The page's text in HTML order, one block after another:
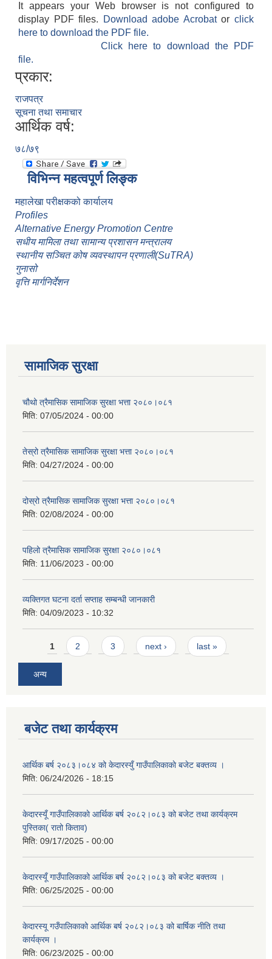
It appears your Web browser is not configured to
display PDF files.
Download adobe Acrobatorclick
here to download the PDF file.
Click here to download the PDF
file.
प्रकार:
राजपत्र
सूचना तथा समाचार
आर्थिक वर्ष:
७८/७९
विभिन्न महत्वपूर्ण लिङ्क
महालेखा परीक्षकको कार्यालय
Profiles
Alternative Energy Promotion Centre
सधीय मामिला तथा सामान्य प्रशासन मन्त्रालय
स्थानीय सञ्चित कोष व्यवस्थापन प्रणाली(SuTRA)
गुनासो
वृत्ति मार्गनिर्देशन
सामाजिक सुरक्षा
चौथो त्रैमासिक सामाजिक सुरक्षा भत्ता २०८०।०८१
मिति: 07/05/2024 - 00:00
तेस्रो त्रैमासिक सामाजिक सुरक्षा भत्ता २०८०।०८१
मिति: 04/27/2024 - 00:00
दोस्रो त्रैमासिक सामाजिक सुरक्षा भत्ता २०८०।०८१
मिति: 02/08/2024 - 00:00
पहिलो त्रैमासिक सामाजिक सुरक्षा २०८०।०८१
मिति: 11/06/2023 - 00:00
व्यक्तिगत घटना दर्ता सप्ताह सम्बन्धी जानकारी
मिति: 04/09/2023 - 10:32
Pages
1 2 3 next › last »
अन्य
बजेट तथा कार्यक्रम
आर्थिक बर्ष २०८३।०८४ को केदारस्युँ गाउँपालिकाकाे बजेट बक्तव्य ।
मिति: 06/24/2026 - 18:15
केदारस्यूँ गाउँपालिकाकाे आर्थिक बर्ष २०८२।०८३ को बजेट तथा कार्यक्रम
पुस्तिका( रातो किताव)
मिति: 09/17/2025 - 00:00
केदारस्यूँ गाउँपालिकाको आर्थिक बर्ष २०८२।०८३ को बजेट बक्तव्य ।
मिति: 06/25/2025 - 00:00
केदारस्यू गउँपालिकाको आर्थिक बर्ष २०८२।०८३ को बार्षिक नीति तथा
कार्यक्रम ।
मिति: 06/23/2025 - 00:00